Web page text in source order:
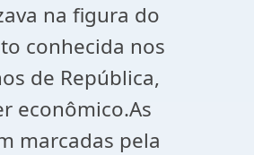
na figura do
conhecida nos
de República,
econômico.As
marcadas pela